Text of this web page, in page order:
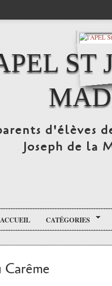
ST
d'élèves
Joseph de la
ACCUEIL CATÉGORIES
Carême